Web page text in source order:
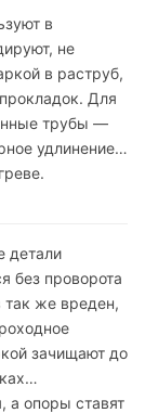
в
не
в раструб,
Для
трубы —
удлинение,
детали
без проворота
же вреден,
зачищают до
а опоры ставят